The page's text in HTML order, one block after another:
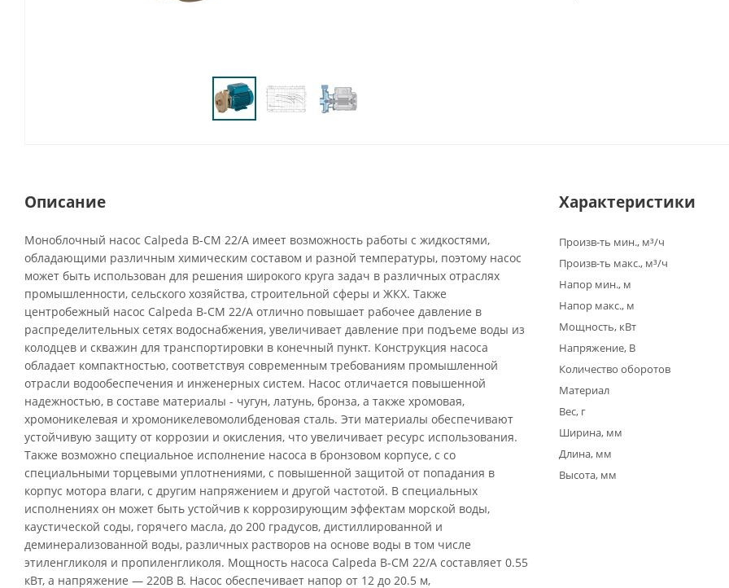
Описание
Моноблочный насос Calpeda B-CM 22/A имеет возможность работы с жидкостями,
обладающими различным химическим составом и разной температуры, поэтому насос
может быть использован для решения широкого круга задач в различных отраслях
промышленности, сельского хозяйства, строительной сферы и ЖКХ. Также
центробежный насос Calpeda B-CM 22/A отлично повышает рабочее давление в
распределительных сетях водоснабжения, увеличивает давление при подъеме воды из
колодцев и скважин для транспортировки в конечный пункт. Конструкция насоса
обладает компактностью, соответствуя современным требованиям промышленной
отрасли водообеспечения и инженерных систем. Насос отличается повышенной
надежностью, в составе материалы - чугун, латунь, бронза, а также хромовая,
хромоникелевая и хромоникелевомолибденовая сталь. Эти материалы обеспечивают
устойчивую защиту от коррозии и окисления, что увеличивает ресурс использования.
Также возможно специальное исполнение насоса в бронзовом корпусе, с со
специальными торцевыми уплотнениями, с повышенной защитой от попадания в
корпус мотора влаги, с другим напряжением и другой частотой. В специальных
исполнениях он может быть устойчив к коррозирующим эффектам морской воды,
каустической соды, горячего масла, до 200 градусов, дистиллированной и
деминерализованной воды, различных растворов на основе воды в том числе
этиленгликоля и пропиленгликоля. Мощность насоса Calpeda B-CM 22/A составляет 0.55
кВт, а напряжение — 220В В. Насос обеспечивает напор от 12 до 20.5 м,
Характеристики
Произв-ть мин., м³/ч
Произв-ть макс., м³/ч
Напор мин., м
Напор макс., м
Мощность, кВт
Напряжение, В
Количество оборотов
Материал
Вес, г
Ширина, мм
Длина, мм
Высота, мм